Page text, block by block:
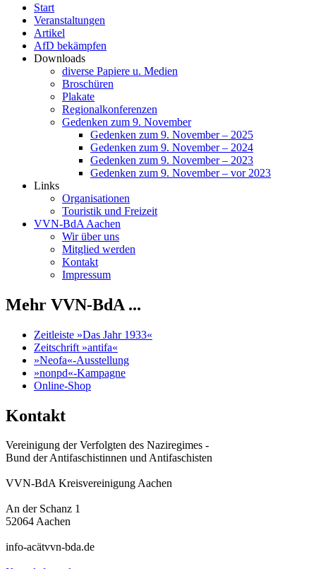
Start
Veranstaltungen
Artikel
AfD bekämpfen
Downloads
diverse Papiere u. Medien
Broschüren
Plakate
Regionalkonferenzen
Gedenken zum 9. November
Gedenken zum 9. November – 2025
Gedenken zum 9. November – 2024
Gedenken zum 9. November – 2023
Gedenken zum 9. November – vor 2023
Links
Organisationen
Touristik und Freizeit
VVN-BdA Aachen
Wir über uns
Mitglied werden
Kontakt
Impressum
Mehr VVN-BdA ...
Zeitleiste »Das Jahr 1933«
Zeitschrift »antifa«
»Neofa«-Ausstellung
»nonpd«-Kampagne
Online-Shop
Kontakt
Vereinigung der Verfolgten des Naziregimes -
Bund der Antifaschistinnen und Antifaschisten
VVN-BdA Kreisvereinigung Aachen
An der Schanz 1
52064 Aachen
info-acätvvn-bda.de